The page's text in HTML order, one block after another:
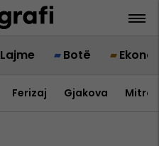
Lajme Botë
Ferizaj Gjakova